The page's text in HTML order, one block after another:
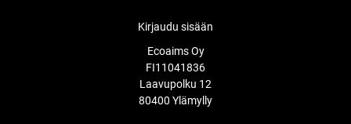
Kirjaudu sisään
Ecoaims Oy
FI11041836
Laavupolku 12
80400 Ylämylly